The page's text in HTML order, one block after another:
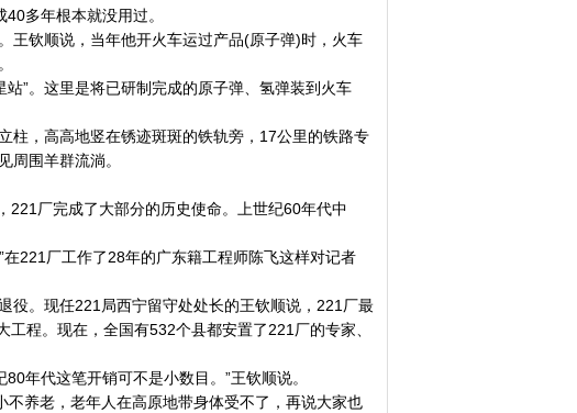
多年根本就没用过。
钦顺说，当年他开火车运过产品(原子弹)时，火车
”。这里是将已研制完成的原子弹、氢弹装到火车
，高高地竖在锈迹斑斑的铁轨旁，17公里的铁路专
周围羊群流淌。
厂完成了大部分的历史使命。上世纪60年代中
221厂工作了28年的广东籍工程师陈飞这样对记者
。现任221局西宁留守处处长的王钦顺说，221厂最
程。现在，全国有532个县都安置了221厂的专家、
年代这笔开销可不是小数目。”王钦顺说。
养老，老年人在高原地带身体受不了，再说大家也